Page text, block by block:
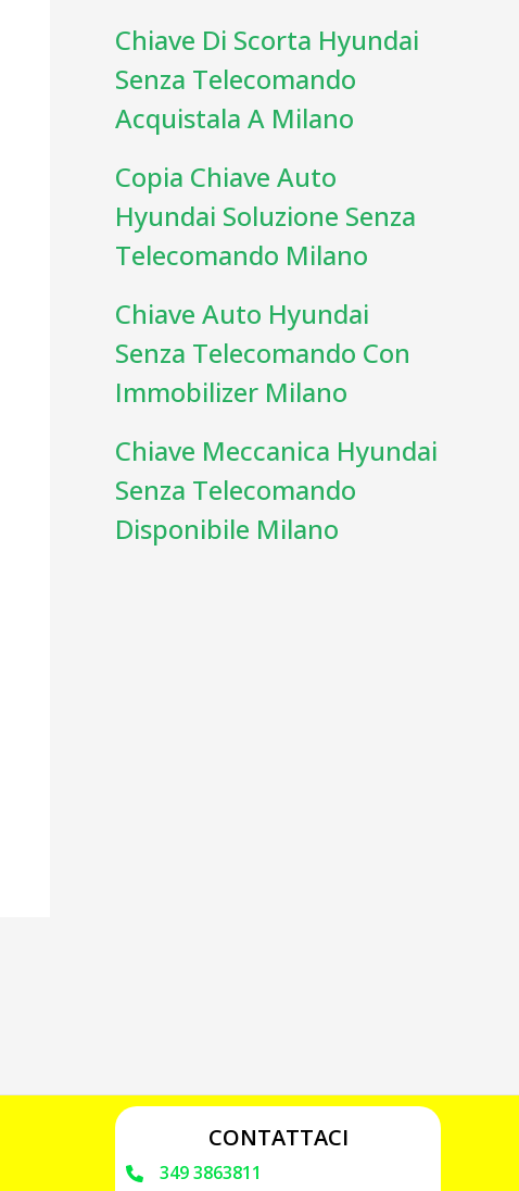
Chiave Di Scorta Hyundai
Senza Telecomando
Acquistala A Milano
Copia Chiave Auto
Hyundai Soluzione Senza
Telecomando Milano
Chiave Auto Hyundai
Senza Telecomando Con
Immobilizer Milano
Chiave Meccanica Hyundai
Senza Telecomando
Disponibile Milano
CONTATTACI
349 3863811